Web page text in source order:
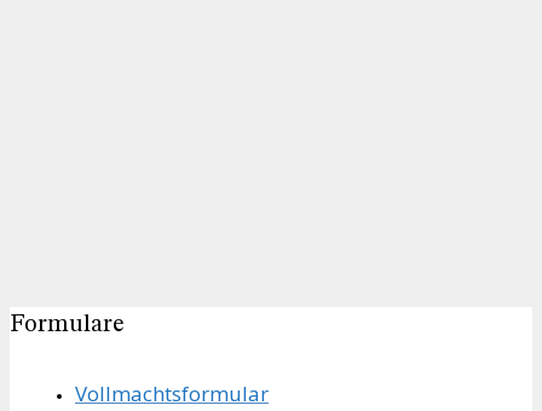
Formulare
Vollmachts­formular